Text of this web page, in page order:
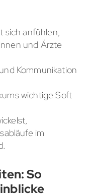
sich anfühlen,
und Ärzte
Kommunikation
wichtige Soft
im
So